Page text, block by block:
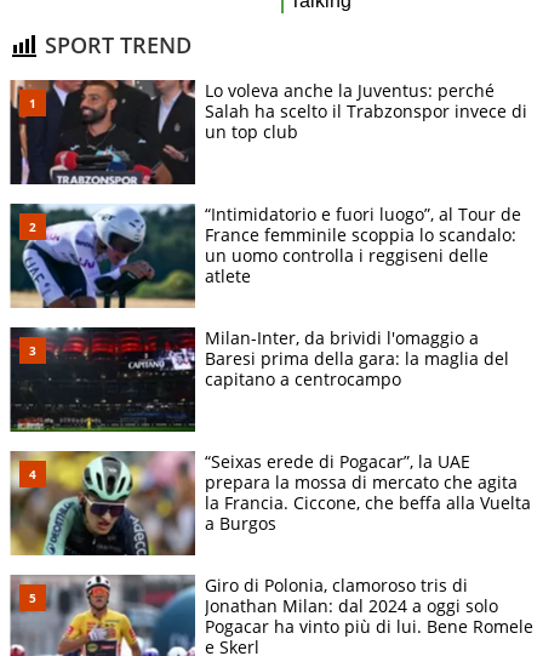
SPORT TREND
Lo voleva anche la Juventus: perché
Salah ha scelto il Trabzonspor invece di
un top club
“Intimidatorio e fuori luogo”, al Tour de
France femminile scoppia lo scandalo:
un uomo controlla i reggiseni delle
atlete
Milan-Inter, da brividi l'omaggio a
Baresi prima della gara: la maglia del
capitano a centrocampo
“Seixas erede di Pogacar”, la UAE
prepara la mossa di mercato che agita
la Francia. Ciccone, che beffa alla Vuelta
a Burgos
Giro di Polonia, clamoroso tris di
Jonathan Milan: dal 2024 a oggi solo
Pogacar ha vinto più di lui. Bene Romele
e Skerl